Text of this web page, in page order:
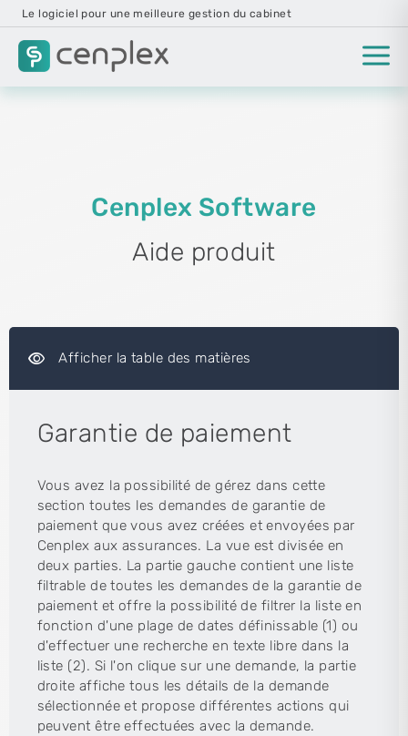
Le logiciel pour une meilleure gestion du cabinet
Cenplex Software
Aide produit
visibility Afficher la table des matières
Garantie de paiement
Vous avez la possibilité de gérez dans cette
section toutes les demandes de garantie de
paiement que vous avez créées et envoyées par
Cenplex aux assurances. La vue est divisée en
deux parties. La partie gauche contient une liste
filtrable de toutes les demandes de la garantie de
paiement et offre la possibilité de filtrer la liste en
fonction d'une plage de dates définissable (1) ou
d'effectuer une recherche en texte libre dans la
liste (2). Si l'on clique sur une demande, la partie
droite affiche tous les détails de la demande
sélectionnée et propose différentes actions qui
peuvent être effectuées avec la demande.